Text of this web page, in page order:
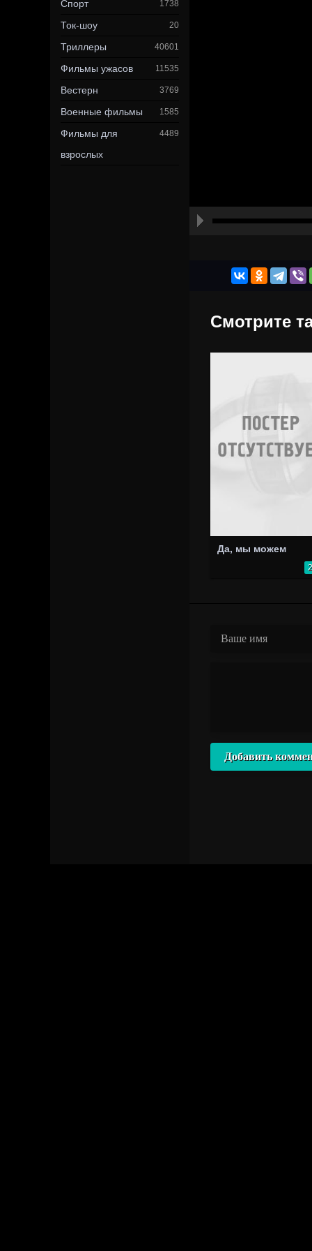
Спорт 1738
Ток-шоу 20
Триллеры 40601
Фильмы ужасов 11535
Вестерн 3769
Военные фильмы 1585
Фильмы для
взрослых
4489
Смотрите
Да, мы можем
Добавить